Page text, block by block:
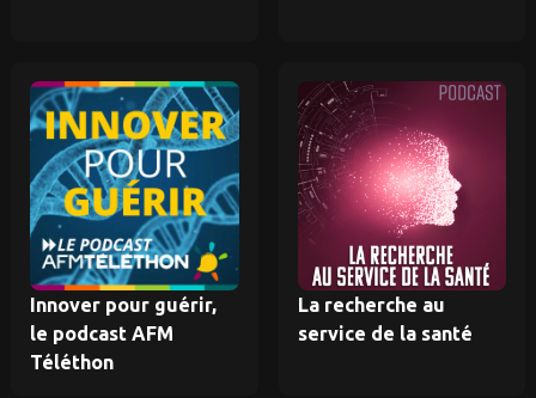
Innover pour guérir,
le podcast AFM
Téléthon
La recherche au
service de la santé